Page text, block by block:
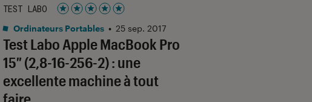
Test Labo Apple MacBook Pro
15″ (2,8-16-256-2) : une
excellente machine à tout
TEST LABO
Noté 5 étoiles sur 5
Ordinateurs Portables • 25 sep. 2017